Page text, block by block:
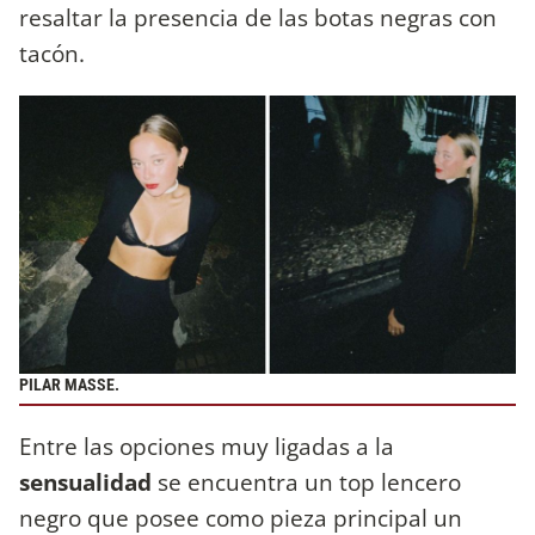
resaltar la presencia de las botas negras con
tacón.
PILAR MASSE.
Entre las opciones muy ligadas a la
sensualidad se encuentra un top lencero
negro que posee como pieza principal un